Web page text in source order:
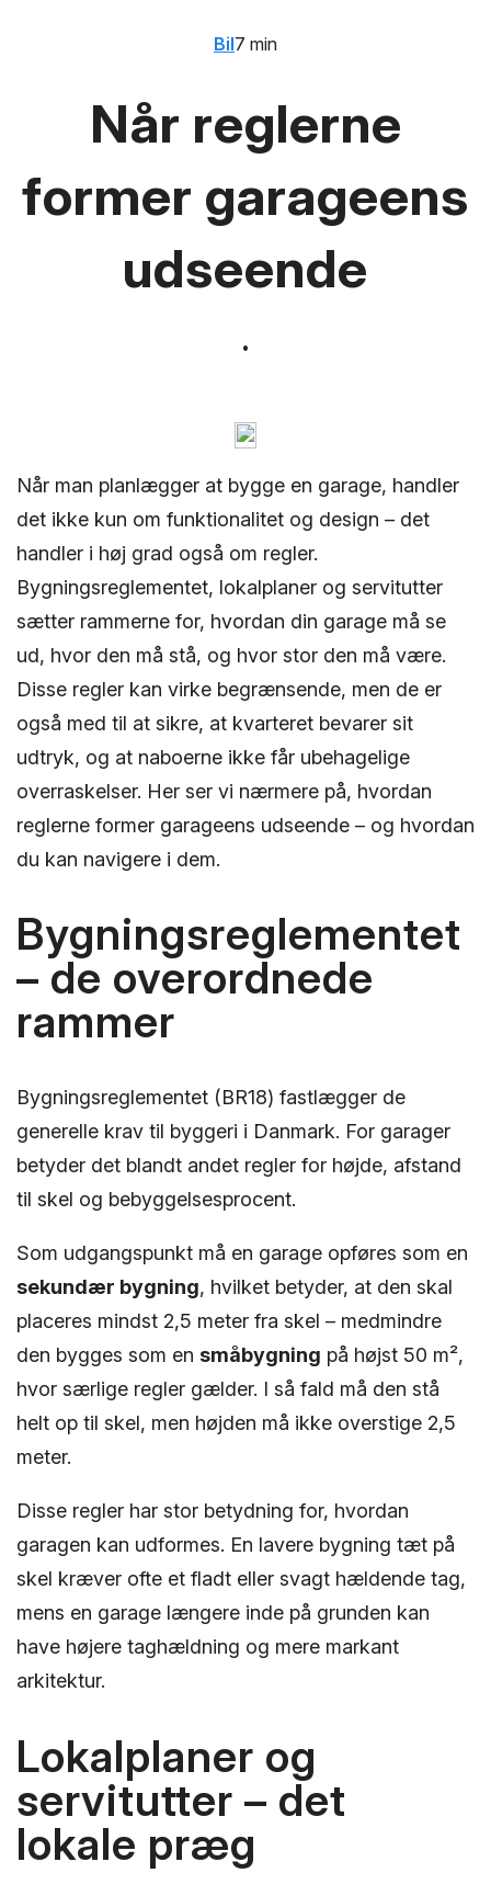
Når reglerne
former garageens
udseende
Bil7 min
Når man planlægger at bygge en garage, handler
det ikke kun om funktionalitet og design – det
handler i høj grad også om regler.
Bygningsreglementet, lokalplaner og servitutter
sætter rammerne for, hvordan din garage må se
ud, hvor den må stå, og hvor stor den må være.
Disse regler kan virke begrænsende, men de er
også med til at sikre, at kvarteret bevarer sit
udtryk, og at naboerne ikke får ubehagelige
overraskelser. Her ser vi nærmere på, hvordan
reglerne former garageens udseende – og hvordan
du kan navigere i dem.
Bygningsreglementet
– de overordnede
rammer
Bygningsreglementet (BR18) fastlægger de
generelle krav til byggeri i Danmark. For garager
betyder det blandt andet regler for højde, afstand
til skel og bebyggelsesprocent.
Som udgangspunkt må en garage opføres som en
sekundær bygning, hvilket betyder, at den skal
placeres mindst 2,5 meter fra skel – medmindre
den bygges som en småbygning på højst 50 m²,
hvor særlige regler gælder. I så fald må den stå
helt op til skel, men højden må ikke overstige 2,5
meter.
Disse regler har stor betydning for, hvordan
garagen kan udformes. En lavere bygning tæt på
skel kræver ofte et fladt eller svagt hældende tag,
mens en garage længere inde på grunden kan
have højere taghældning og mere markant
arkitektur.
Lokalplaner og
servitutter – det
lokale præg